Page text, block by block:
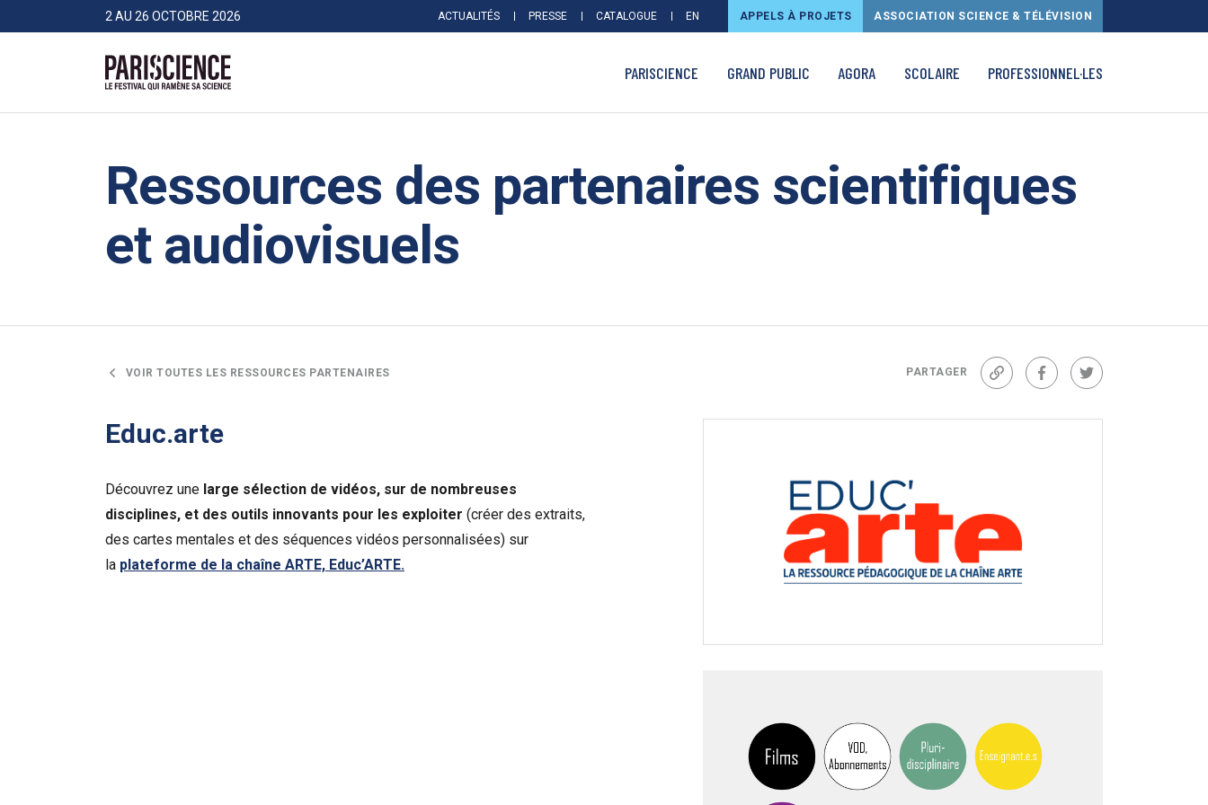
>Aller au contenu2 AU 26 OCTOBRE 2026 ACTUALITÉS PRESSE CATALOGUE EN APPELS À PROJETS ASSOCIATION SCIENCE & TÉLÉVISION
PARISCIENCE GRAND PUBLIC AGORA SCOLAIRE PROFESSIONNEL·LES
Ressources des partenaires scientifiques
et audiovisuels
VOIR TOUTES LES RESSOURCES PARTENAIRES PARTAGER
Lien FacebookTwitter
Educ.arte
Découvrez une large sélection de vidéos, sur de nombreuses
disciplines, et des outils innovants pour les exploiter (créer des extraits,
des cartes mentales et des séquences vidéos personnalisées) sur
la plateforme de la chaîne ARTE, Educ’ARTE.
Panneau de gestion des cookies